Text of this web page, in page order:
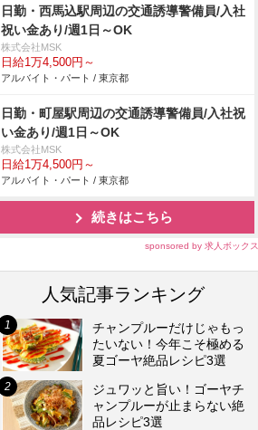
日勤・西馬込駅周辺の交通誘導警備員/入社
祝い金あり/週1日～OK
株式会社MSK
日給1万4,500円～
アルバイト・パート / 東京都
日勤・町屋駅周辺の交通誘導警備員/入社祝
い金あり/週1日～OK
株式会社MSK
日給1万4,500円～
アルバイト・パート / 東京都
続きはこちら
sponsored by 求人ボックス
人気記事ランキング
チャンプルーだけじゃもっ
たいない！今年こそ極める
夏ゴーヤ絶品レシピ3選
ジュワッと旨い！ゴーヤチ
ャンプルーが止まらない絶
品レシピ3選